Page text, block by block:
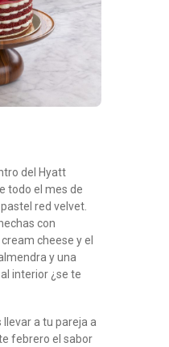
del Hyatt
todo el mes de
red velvet.
con
cheese y el
y una
interior ¿se te
a tu pareja a
febrero el sabor